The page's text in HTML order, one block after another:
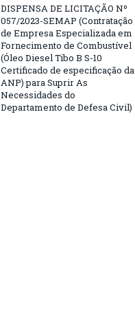
DISPENSA DE LICITAÇÃO Nº
057/2023-SEMAP (Contratação
de Empresa Especializada em
Fornecimento de Combustível
(Óleo Diesel Tibo B S-10
Certificado de especificação da
ANP) para Suprir As
Necessidades do
Departamento de Defesa Civil)